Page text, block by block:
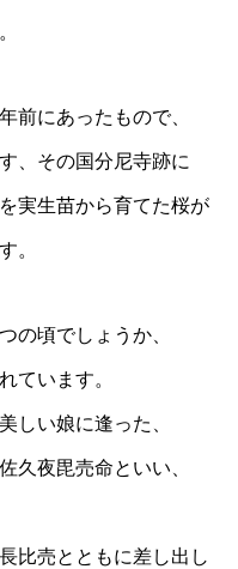
前にあったもので、
、その国分尼寺跡に
実生苗から育てた桜が
。
の頃でしょうか、
ています。
しい娘に逢った、
久夜毘売命といい、
比売とともに差し出し